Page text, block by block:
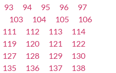
93 94 95 96
97
103 104 105
106
111 112 113
114
119 120 121
122
127 128 129
130
135 136 137
138